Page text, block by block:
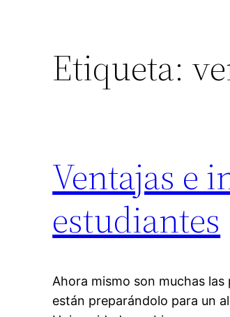
Etiqueta:
Ventajas e
estudiantes
Ahora mismo son muchas
están preparándolo para un